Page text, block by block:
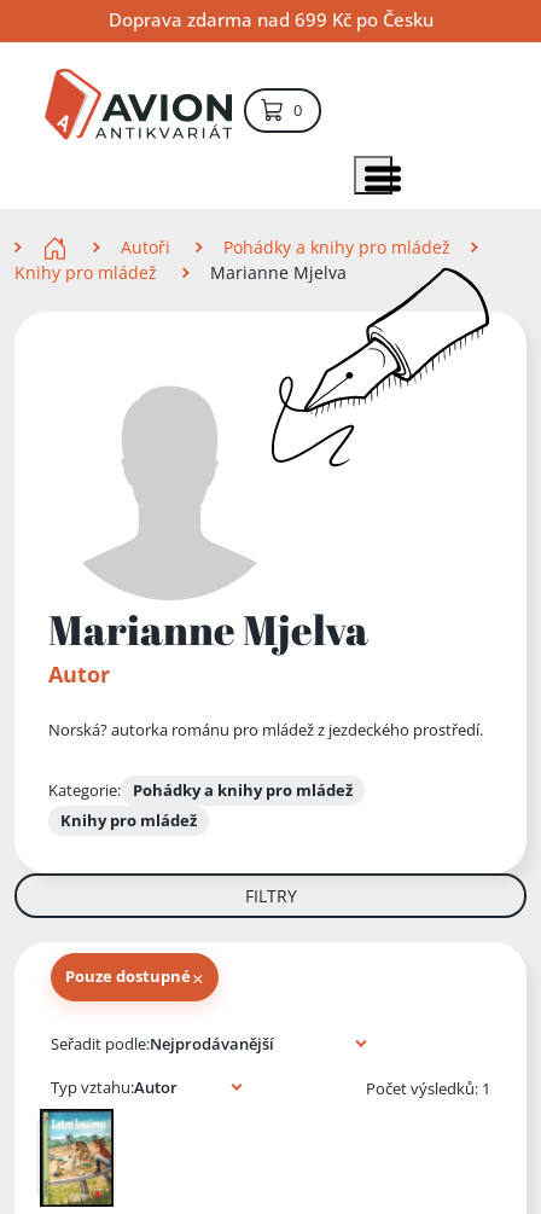
na
obsah
na
navigaci
na
vyhledávání
Doprava zdarma nad 699 Kč po Česku
0položek – košík
Zobrazit položky menu
Autoři
Pohádky a knihy pro mládež
Knihy pro mládež
Marianne Mjelva
Marianne Mjelva
Autor
Norská? autorka románu pro mládež z jezdeckého prostředí.
Kategorie:
Pohádky a knihy pro mládež
Knihy pro mládež
FILTRY
Pouze dostupné×
Seřadit podle:
Typ vztahu:
Počet výsledků: 1